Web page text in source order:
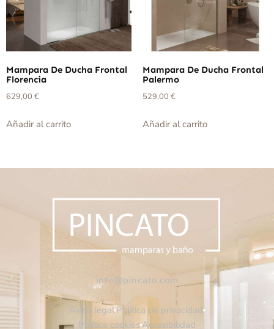
Mampara De Ducha Frontal
Florencia
629,00 €
Añadir al carrito
Mampara De Ducha Frontal
Palermo
529,00 €
Añadir al carrito
info@pincato.com
Aviso legal Política de privacidad
Política cookies Accesibilidad